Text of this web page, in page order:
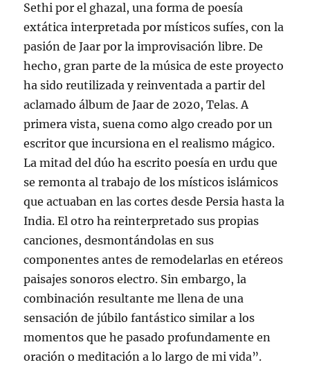
Sethi por el ghazal, una forma de poesía
extática interpretada por místicos sufíes, con la
pasión de Jaar por la improvisación libre. De
hecho, gran parte de la música de este proyecto
ha sido reutilizada y reinventada a partir del
aclamado álbum de Jaar de 2020, Telas. A
primera vista, suena como algo creado por un
escritor que incursiona en el realismo mágico.
La mitad del dúo ha escrito poesía en urdu que
se remonta al trabajo de los místicos islámicos
que actuaban en las cortes desde Persia hasta la
India. El otro ha reinterpretado sus propias
canciones, desmontándolas en sus
componentes antes de remodelarlas en etéreos
paisajes sonoros electro. Sin embargo, la
combinación resultante me llena de una
sensación de júbilo fantástico similar a los
momentos que he pasado profundamente en
oración o meditación a lo largo de mi vida”.